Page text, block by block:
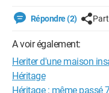
Répondre (2)
A voir également:
Heriter d'une maison
Héritage
Héritage : même passé